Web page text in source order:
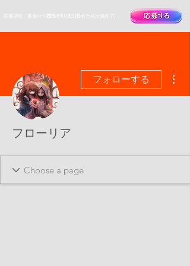
​応募期間：募集中〜2026年8月9日(15名合格次第終了)
フォローする
フローリア